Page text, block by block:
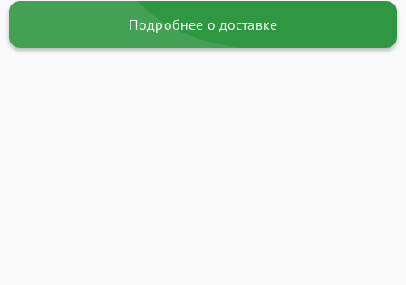
Подробнее о доставке